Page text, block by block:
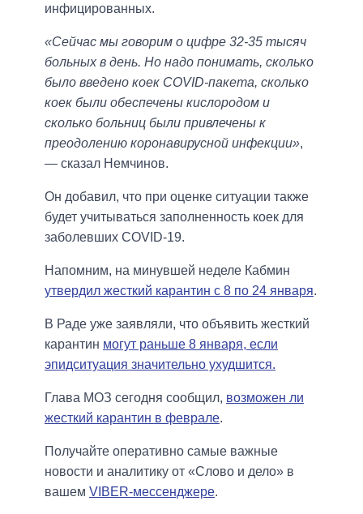
инфицированных.
«Сейчас мы говорим о цифре 32-35 тысяч
больных в день. Но надо понимать, сколько
было введено коек COVID-пакета, сколько
коек были обеспечены кислородом и
сколько больниц были привлечены к
преодолению коронавирусной инфекции»,
— сказал Немчинов.
Он добавил, что при оценке ситуации также
будет учитываться заполненность коек для
заболевших COVID-19.
Напомним, на минувшей неделе Кабмин
утвердил жесткий карантин с 8 по 24 января.
В Раде уже заявляли, что объявить жесткий
карантин могут раньше 8 января, если
эпидситуация значительно ухудшится.
Глава МОЗ сегодня сообщил, возможен ли
жесткий карантин в феврале.
Получайте оперативно самые важные
новости и аналитику от «Слово и дело» в
вашем VIBER-мессенджере.